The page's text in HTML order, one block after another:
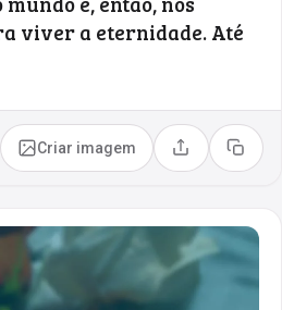
viver a eternidade. Até
Criar imagem Compartilhar
Copiar